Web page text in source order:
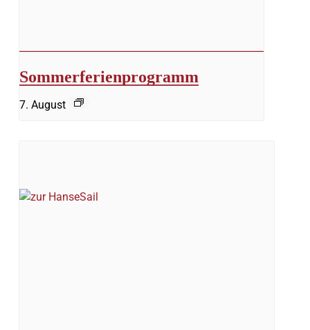
Sommerferienprogramm
7. August